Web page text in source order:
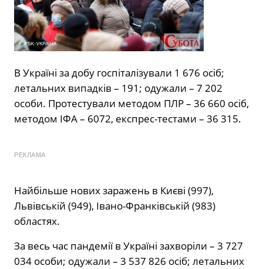
В Україні за добу госпіталізували 1 676 осіб;
летальних випадків – 191; одужали – 7 202
особи. Протестували методом ПЛР – 36 660 осіб,
методом ІФА – 6072, експрес-тестами – 36 315.
РЕКЛАМА
Найбільше нових заражень в Києві (997),
Львівській (949), Івано-Франківській (983)
областях.
За весь час пандемії в Україні захворіли – 3 727
034 особи; одужали – 3 537 826 осіб; летальних